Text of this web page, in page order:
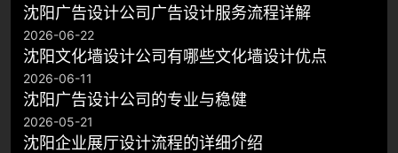
沈阳广告设计公司广告设计服务流程详解
2026-06-22
沈阳文化墙设计公司有哪些文化墙设计优点
2026-06-11
​沈阳广告设计公司的专业与稳健
2026-05-21
沈阳企业展厅设计流程的详细介绍